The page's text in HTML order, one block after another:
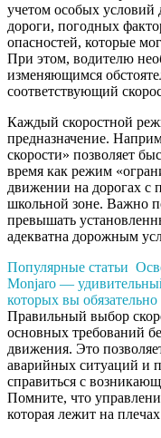
учетом особых условий
дороги, погодных
опасностей, которые
При этом, водителю
изменяющимся
соответствующий
Каждый скоростной
предназначение.
скорости» позволяет
время как режим
движении на дорогах с
школьной зоне. Важно
превышать
адекватна дорожным
Популярные статьи
Monjaro —
которых вы обязательно
Правильный выбор
основных требований
движения. Это
аварийных ситуаций и
справиться с
Помните, что
которая лежит на